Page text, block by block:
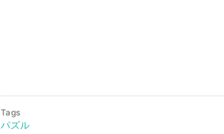
Tags
パズル